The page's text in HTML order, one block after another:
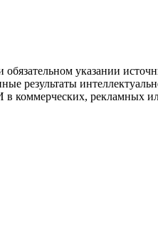
указании
результаты
коммерческих, рекламных